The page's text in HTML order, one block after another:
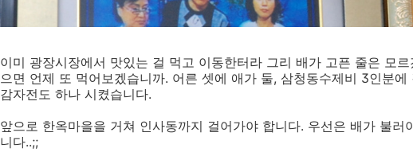
이미 광장시장에서 맛있는 걸 먹고 이동한터라 그리 배가 고픈 줄은 모
으면 언제 또 먹어보겠습니까. 어른 셋에 애가 둘, 삼청동수제비 3인분에
감자전도 하나 시켰습니다.
앞으로 한옥마을을 거쳐 인사동까지 걸어가야 합니다. 우선은 배가 불러
니다..;;